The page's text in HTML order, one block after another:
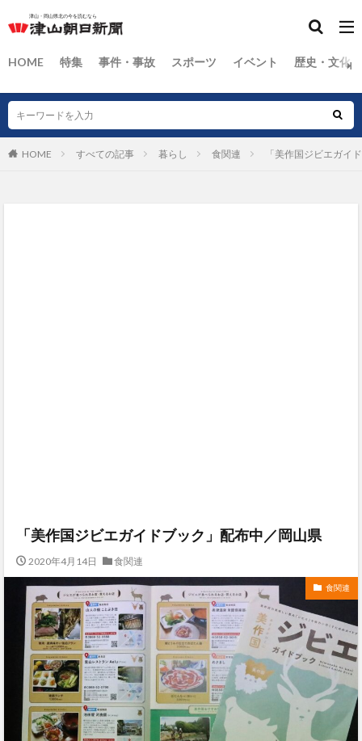
HOME 特集 事件・事故 スポーツ イベント 歴史・文化
HOME すべての記事 暮らし 食関連 「美作国ジビエガイ
「美作国ジビエガイドブック」配布中／岡山県
2020年4月14日 食関連
食関連